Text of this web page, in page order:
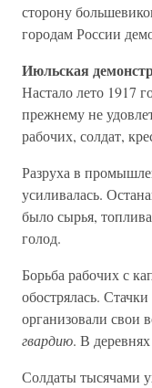
сторону
городам России
Июльская
Настало лето 1917
прежнему не
рабочих, солдат,
Разруха в
усиливалась.
было сырья,
голод.
Борьба рабочих с
обострялась.
организовали
гвардию. В
Солдаты тысячами